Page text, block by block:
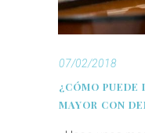
07/02/2018
¿CÓMO PUEDE
MAYOR CON